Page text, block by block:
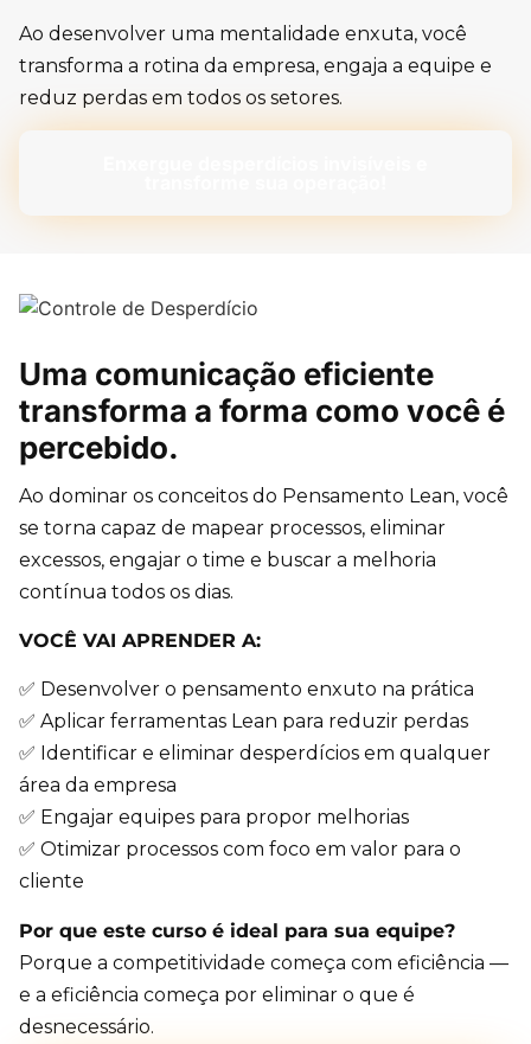
Ao desenvolver uma mentalidade enxuta, você
transforma a rotina da empresa, engaja a equipe e
reduz perdas em todos os setores.
Uma comunicação eficiente
transforma a forma como você é
percebido.
Ao dominar os conceitos do Pensamento Lean, você
se torna capaz de mapear processos, eliminar
excessos, engajar o time e buscar a melhoria
contínua todos os dias.
VOCÊ VAI APRENDER A:
✅ Desenvolver o pensamento enxuto na prática
✅ Aplicar ferramentas Lean para reduzir perdas
✅ Identificar e eliminar desperdícios em qualquer
área da empresa
✅ Engajar equipes para propor melhorias
✅ Otimizar processos com foco em valor para o
cliente
Por que este curso é ideal para sua equipe?
Porque a competitividade começa com eficiência —
e a eficiência começa por eliminar o que é
desnecessário.